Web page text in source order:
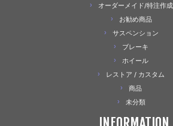
オーダーメイド/特注作成
お勧め商品
サスペンション
ブレーキ
ホイール
レストア / カスタム
商品
未分類
INFORMATION